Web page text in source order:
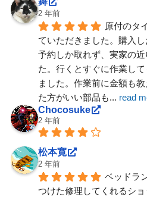
2 年前
原付のタ
ていただきました。購入
予約しか取れず、実家の
た。行くとすぐに作業し
ました。作業前に金額も
た方がいい部品も... read
Chocosuke
2 年前
松本寛
2 年前
ベッドラ
つけた修理してくれるシ